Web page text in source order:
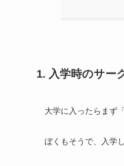
1. 入学時のサー
大学に入ったらまず
ぼくもそうで、入学